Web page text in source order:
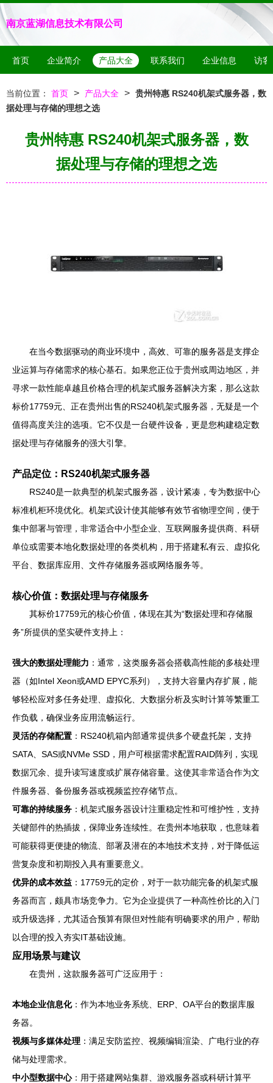
南京蓝湖信息技术有限公司
首页 企业简介 产品大全 联系我们 企业信息 访客
当前位置： 首页 > 产品大全 > 贵州特惠 RS240机架式服务器，数
据处理与存储的理想之选
贵州特惠 RS240机架式服务器，数
据处理与存储的理想之选
在当今数据驱动的商业环境中，高效、可靠的服务器是支撑企
业运算与存储需求的核心基石。如果您正位于贵州或周边地区，并
寻求一款性能卓越且价格合理的机架式服务器解决方案，那么这款
标价17759元、正在贵州出售的RS240机架式服务器，无疑是一个
值得高度关注的选项。它不仅是一台硬件设备，更是您构建稳定数
据处理与存储服务的强大引擎。
产品定位：RS240机架式服务器
RS240是一款典型的机架式服务器，设计紧凑，专为数据中心
标准机柜环境优化。机架式设计使其能够有效节省物理空间，便于
集中部署与管理，非常适合中小型企业、互联网服务提供商、科研
单位或需要本地化数据处理的各类机构，用于搭建私有云、虚拟化
平台、数据库应用、文件存储服务器或网络服务等。
核心价值：数据处理与存储服务
其标价17759元的核心价值，体现在其为“数据处理和存储服
务”所提供的坚实硬件支持上：
强大的数据处理能力 ：通常，这类服务器会搭载高性能的多核处理
器（如Intel Xeon或AMD EPYC系列），支持大容量内存扩展，能
够轻松应对多任务处理、虚拟化、大数据分析及实时计算等繁重工
作负载，确保业务应用流畅运行。
灵活的存储配置 ：RS240机箱内部通常提供多个硬盘托架，支持
SATA、SAS或NVMe SSD，用户可根据需求配置RAID阵列，实现
数据冗余、提升读写速度或扩展存储容量。这使其非常适合作为文
件服务器、备份服务器或视频监控存储节点。
可靠的持续服务 ：机架式服务器设计注重稳定性和可维护性，支持
关键部件的热插拔，保障业务连续性。在贵州本地获取，也意味着
可能获得更便捷的物流、部署及潜在的本地技术支持，对于降低运
营复杂度和初期投入具有重要意义。
优异的成本效益 ：17759元的定价，对于一款功能完备的机架式服
务器而言，颇具市场竞争力。它为企业提供了一种高性价比的入门
或升级选择，尤其适合预算有限但对性能有明确要求的用户，帮助
以合理的投入夯实IT基础设施。
应用场景与建议
在贵州，这款服务器可广泛应用于：
本地企业信息化：作为本地业务系统、ERP、OA平台的数据库服
务器。
视频与多媒体处理 ：满足安防监控、视频编辑渲染、广电行业的存
储与处理需求。
中小型数据中心：用于搭建网站集群、游戏服务器或科研计算平